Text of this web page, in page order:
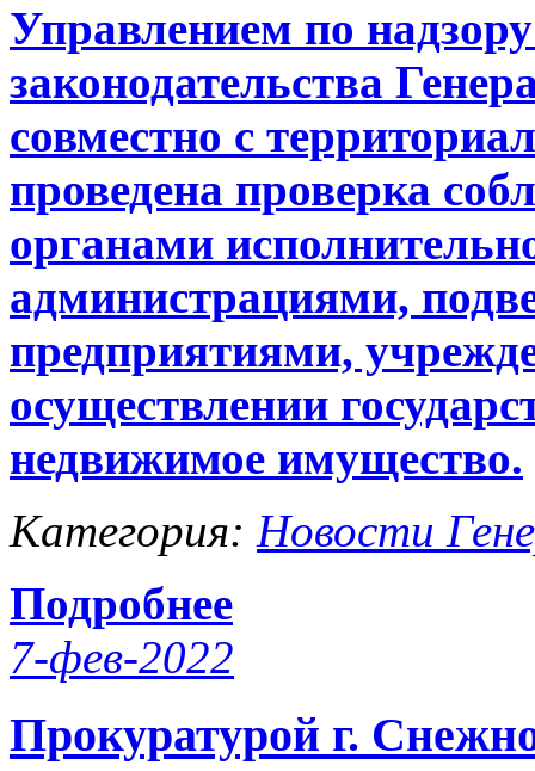
Управлением по
законодательства
совместно с
проведена проверка
органами
администрациями,
предприятиями,
осуществлении
недвижимое имущество.
Категория: Новости
Подробнее
7-фев-2022
Прокуратурой г.